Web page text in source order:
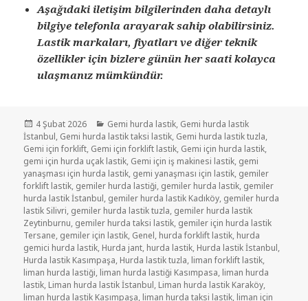
Aşağıdaki iletişim bilgilerinden daha detaylı
bilgiye telefonla arayarak sahip olabilirsiniz.
Lastik markaları, fiyatları ve diğer teknik
özellikler için bizlere günün her saati kolayca
ulaşmanız mümkündür.
Yayın
tarihi
4 Şubat 2026 Kategoriler
Gemi hurda lastik, Gemi hurda lastik
İstanbul, Gemi hurda lastik taksi lastik, Gemi hurda lastik tuzla,
Gemi için forklift, Gemi için forklift lastik, Gemi için hurda lastik,
gemi için hurda uçak lastik, Gemi için iş makinesi lastik, gemi
yanaşması için hurda lastik, gemi yanaşması için lastik, gemiler
forklift lastik, gemiler hurda lastiği, gemiler hurda lastik, gemiler
hurda lastik İstanbul, gemiler hurda lastik Kadıköy, gemiler hurda
lastik Silivri, gemiler hurda lastik tuzla, gemiler hurda lastik
Zeytinburnu, gemiler hurda taksi lastik, gemiler için hurda lastik
Tersane, gemiler için lastik, Genel, hurda forklift lastik, hurda
gemici hurda lastik, Hurda jant, hurda lastik, Hurda lastik İstanbul,
Hurda lastik Kasımpaşa, Hurda lastik tuzla, liman forklift lastik,
liman hurda lastiği, liman hurda lastiği Kasımpasa, liman hurda
lastik, Liman hurda lastik İstanbul, Liman hurda lastik Karaköy,
liman hurda lastik Kasımpaşa, liman hurda taksi lastik, liman için